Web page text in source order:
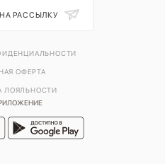
РАССЫЛКУ
ОФЕРТА
ЛОЯЛЬНОСТИ